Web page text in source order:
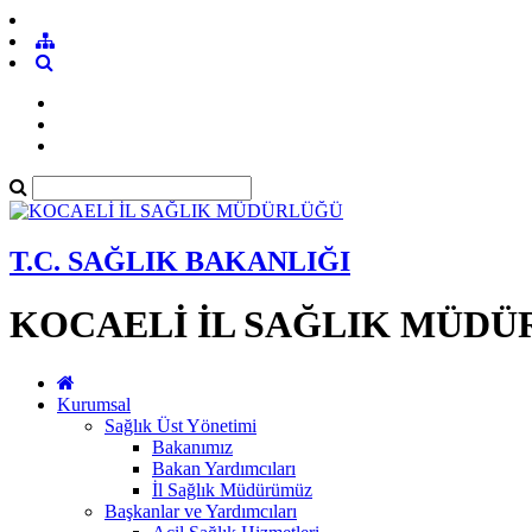
T.C. SAĞLIK BAKANLIĞI
KOCAELİ İL SAĞLIK
Kurumsal
Sağlık Üst Yönetimi
Bakanımız
Bakan Yardımcıları
İl Sağlık Müdürümüz
Başkanlar ve Yardımcıları